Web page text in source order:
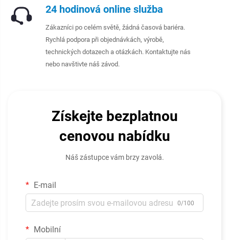
24 hodinová online služba
Zákazníci po celém světě, žádná časová bariéra.
Rychlá podpora při objednávkách, výrobě,
technických dotazech a otázkách. Kontaktujte nás
nebo navštivte náš závod.
Získejte bezplatnou
cenovou nabídku
Náš zástupce vám brzy zavolá.
E-mail
0/100
Mobilní